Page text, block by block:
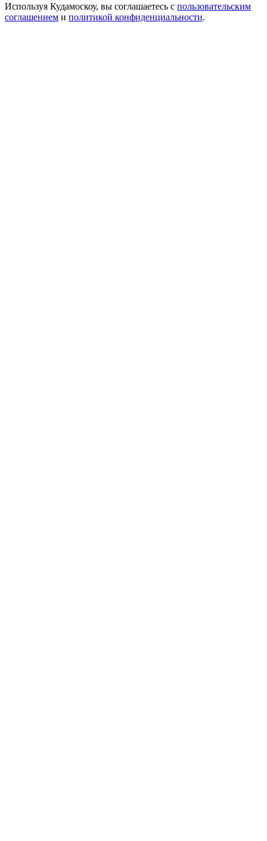
Используя Кудамоскоу, вы соглашаетесь с пользовательским
соглашением и политикой конфиденциальности.